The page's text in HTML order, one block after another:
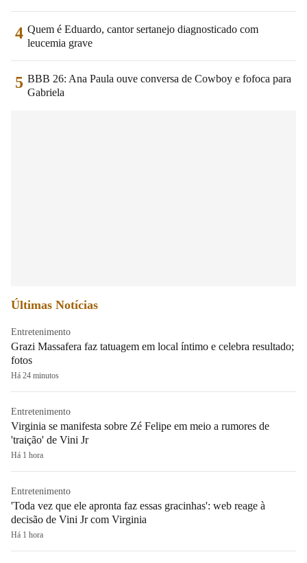
4 Quem é Eduardo, cantor sertanejo diagnosticado com
leucemia grave
5 BBB 26: Ana Paula ouve conversa de Cowboy e fofoca para
Gabriela
Últimas Notícias
Entretenimento
Grazi Massafera faz tatuagem em local íntimo e celebra resultado;
fotos
Há 24 minutos
Entretenimento
Virginia se manifesta sobre Zé Felipe em meio a rumores de
'traição' de Vini Jr
Há 1 hora
Entretenimento
'Toda vez que ele apronta faz essas gracinhas': web reage à
decisão de Vini Jr com Virginia
Há 1 hora